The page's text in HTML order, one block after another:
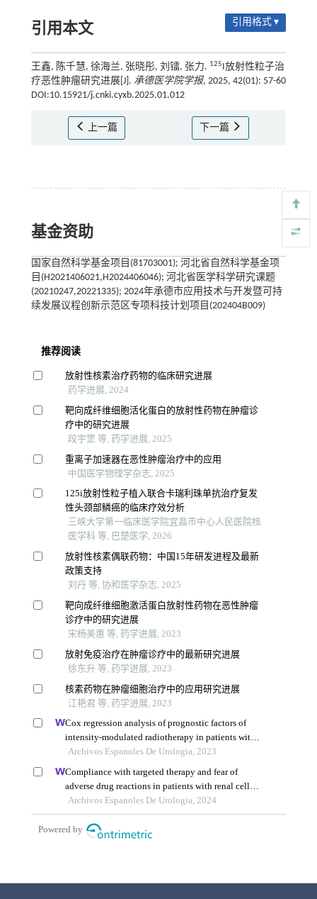
引用本文 引用格式 ▾
王鑫, 陈千慧, 徐海兰, 张晓彤, 刘镭, 张力. 125I放射性粒子治
疗恶性肿瘤研究进展[J]. 承德医学院学报, 2025, 42(01): 57-60
DOI:10.15921/j.cnki.cyxb.2025.01.012
上一篇 下一篇
基金资助
国家自然科学基金项目(81703001); 河北省自然科学基金项
目(H2021406021,H2024406046); 河北省医学科学研究课题
(20210247,20221335); 2024年承德市应用技术与开发暨可持
续发展议程创新示范区专项科技计划项目(202404B009)